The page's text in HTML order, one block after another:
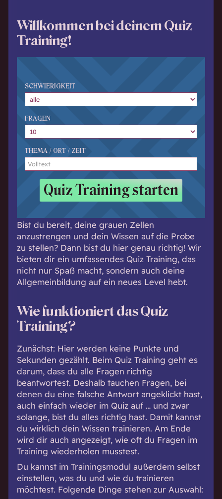
Willkommen bei deinem Quiz
Training!
SCHWIERIGKEIT
FRAGEN
THEMA / ORT / ZEIT
Quiz Training starten
Bist du bereit, deine grauen Zellen
anzustrengen und dein Wissen auf die Probe
zu stellen? Dann bist du hier genau richtig! Wir
bieten dir ein umfassendes Quiz Training, das
nicht nur Spaß macht, sondern auch deine
Allgemeinbildung auf ein neues Level hebt.
Wie funktioniert das Quiz
Training?
Zunächst: Hier werden keine Punkte und
Sekunden gezählt. Beim Quiz Training geht es
darum, dass du alle Fragen richtig
beantwortest. Deshalb tauchen Fragen, bei
denen du eine falsche Antwort angeklickt hast,
auch einfach wieder im Quiz auf … und zwar
solange, bist du alles richtig hast. Damit kannst
du wirklich dein Wissen trainieren. Am Ende
wird dir auch angezeigt, wie oft du Fragen im
Training wiederholen musstest.
Du kannst im Trainingsmodul außerdem selbst
einstellen, was du und wie du trainieren
möchtest. Folgende Dinge stehen zur Auswahl: